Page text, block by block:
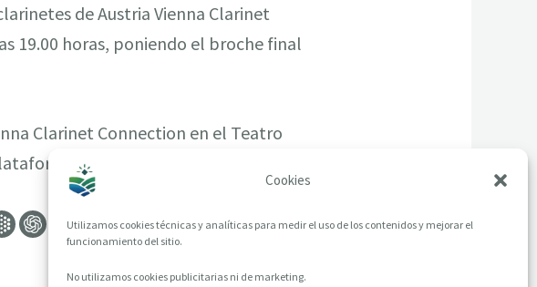
Cookies
Utilizamos cookies técnicas y analíticas para medir el uso de los contenidos y mejorar el
funcionamiento del sitio.
No utilizamos cookies publicitarias ni de marketing.
de Austria Vienna Clarinet
19.00 horas, poniendo el broche final
Clarinet Connection en el Teatro
Ataquilla.